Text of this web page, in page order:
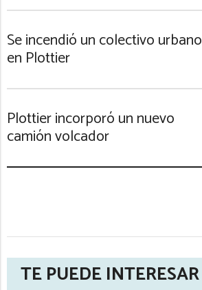
Se incendió un colectivo urbano
en Plottier
Plottier incorporó un nuevo
camión volcador
TE PUEDE INTERESAR